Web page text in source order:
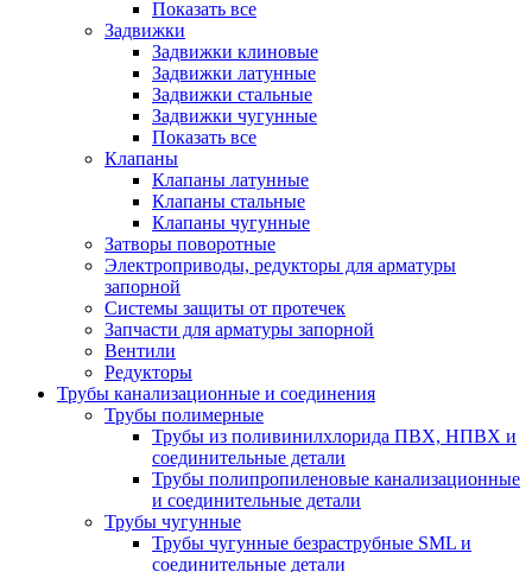
Показать все
Задвижки
Задвижки клиновые
Задвижки латунные
Задвижки стальные
Задвижки чугунные
Показать все
Клапаны
Клапаны латунные
Клапаны стальные
Клапаны чугунные
Затворы поворотные
Электроприводы, редукторы для арматуры
запорной
Системы защиты от протечек
Запчасти для арматуры запорной
Вентили
Редукторы
Трубы канализационные и соединения
Трубы полимерные
Трубы из поливинилхлорида ПВХ, НПВХ и
соединительные детали
Трубы полипропиленовые канализационные
и соединительные детали
Трубы чугунные
Трубы чугунные безраструбные SML и
соединительные детали